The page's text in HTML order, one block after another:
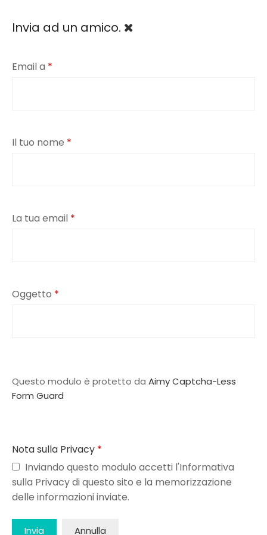
Invia ad un amico.
Email a *
Il tuo nome *
La tua email *
Oggetto *
Questo modulo è protetto da Aimy Captcha-Less
Form Guard
Nota sulla Privacy *
sulla Privacy di questo sito e la memorizzazione
delle informazioni inviate.
Invia Annulla